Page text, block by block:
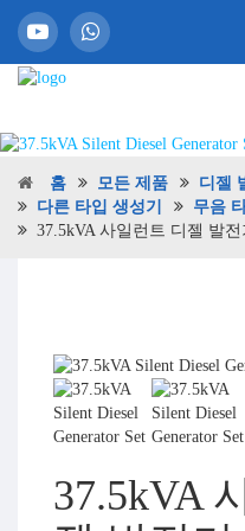
홈 모든 제품
디젤
다른 타입 생성기
무음
37.5kVA 사일런트 디젤 발전
37.5kVA